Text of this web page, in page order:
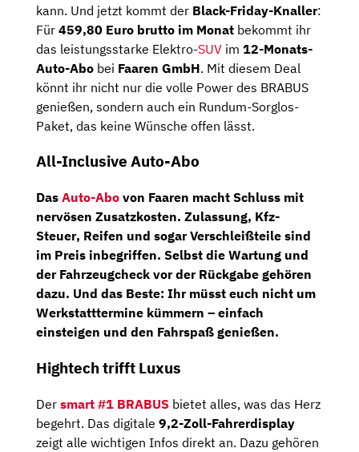
kann. Und jetzt kommt der Black-Friday-Knaller:
Für 459,80 Euro brutto im Monat bekommt ihr
das leistungsstarke Elektro-SUV im 12-Monats-
Auto-Abo bei Faaren GmbH. Mit diesem Deal
könnt ihr nicht nur die volle Power des BRABUS
genießen, sondern auch ein Rundum-Sorglos-
Paket, das keine Wünsche offen lässt.
All-Inclusive Auto-Abo
Das Auto-Abo von Faaren macht Schluss mit
nervösen Zusatzkosten. Zulassung, Kfz-
Steuer, Reifen und sogarVerschleißteile sind
im Preis inbegriffen. Selbst die Wartung und
der Fahrzeugcheck vor der Rückgabe gehören
dazu. Und das Beste: Ihr müsst euch nicht um
Werkstatttermine kümmern – einfach
einsteigen und den Fahrspaß genießen.
Hightech trifft Luxus
Der smart #1 BRABUS bietet alles, was das Herz
begehrt. Das digitale 9,2-Zoll-Fahrerdisplay
zeigt alle wichtigen Infos direkt an. Dazu gehören